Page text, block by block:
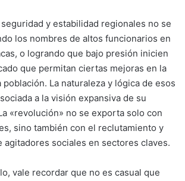
y estabilidad regionales no se
los nombres de altos funcionarios en
o logrando que bajo presión inicien
que permitan ciertas mejoras en la
La naturaleza y lógica de esos
a la visión expansiva de su
«revolución» no se exporta solo con
sino también con el reclutamiento y
agitadores sociales en sectores claves.
vale recordar que no es casual que